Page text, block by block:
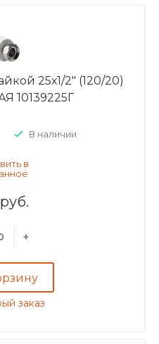
25х1/2" (120/20)
10139225Г
В наличии
+
заказ